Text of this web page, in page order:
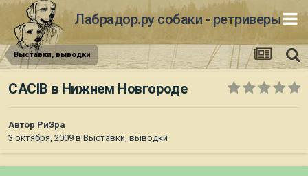
Лабрадор.ру собаки - ретриверы
Выставки, выводки
CACIB в Нижнем Новгороде
Автор РиЭра
3 октября, 2009 в Выставки, выводки